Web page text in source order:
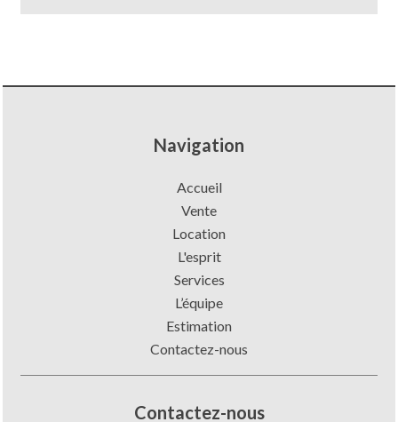
Navigation
Accueil
Vente
Location
L'esprit
Services
L’équipe
Estimation
Contactez-nous
Contactez-nous